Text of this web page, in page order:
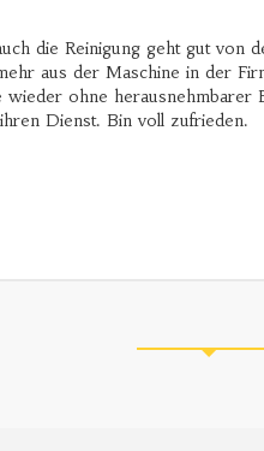
die Reinigung geht gut von
aus der Maschine in der
ohne herausnehmbarer
Dienst. Bin voll zufrieden.